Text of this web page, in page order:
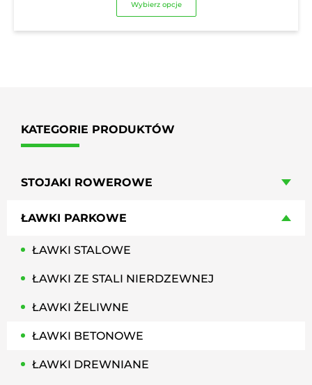
do
6396,00 zł
do
Wybierz opcje
KATEGORIE PRODUKTÓW
STOJAKI ROWEROWE
ŁAWKI PARKOWE
ŁAWKI STALOWE
ŁAWKI ZE STALI NIERDZEWNEJ
ŁAWKI ŻELIWNE
ŁAWKI BETONOWE
ŁAWKI DREWNIANE